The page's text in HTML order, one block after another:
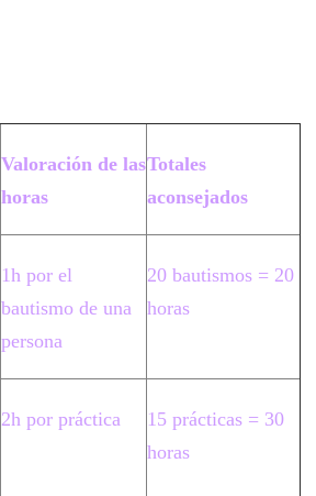
Valoración de las
horas
Totales
aconsejados
1h por el
bautismo de una
persona
20 bautismos = 20
horas
2h por práctica
15 prácticas = 30
horas